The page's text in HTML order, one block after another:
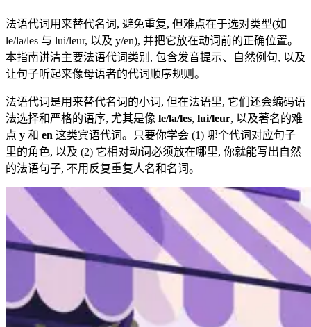
法语代词用来替代名词, 避免重复, 但难点在于选对类型(如
le/la/les 与 lui/leur, 以及 y/en), 并把它放在动词前的正确位置。
本指南讲清主要法语代词类别, 包含发音提示、自然例句, 以及
让句子听起来像母语者的代词顺序规则。
法语代词是用来替代名词的小词, 但在法语里, 它们还会编码语
法选择和严格的语序, 尤其是像 le/la/les, lui/leur, 以及著名的难
点 y 和 en 这类宾语代词。只要你学会 (1) 哪个代词对应句子
里的角色, 以及 (2) 它相对动词必须放在哪里, 你就能写出自然
的法语句子, 不用反复重复人名和名词。